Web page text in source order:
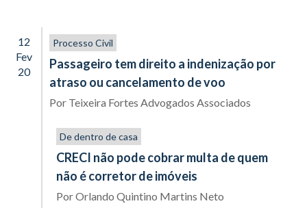
12
Fev
20
Processo Civil
Passageiro tem direito a indenização por
atraso ou cancelamento de voo
Por Teixeira Fortes Advogados Associados
De dentro de casa
CRECI não pode cobrar multa de quem
não é corretor de imóveis
PorOrlando Quintino Martins Neto